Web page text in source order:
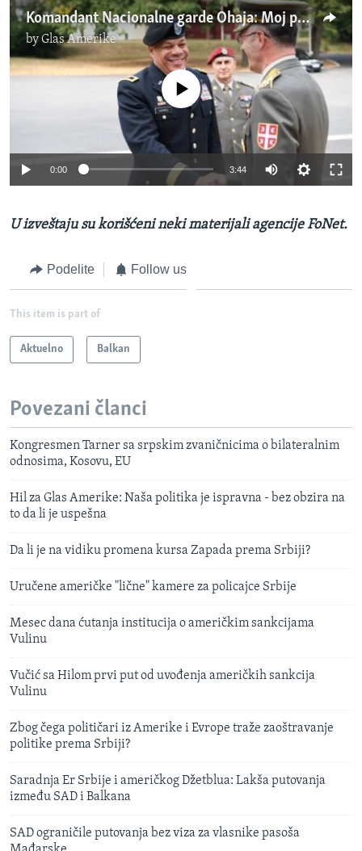
Komandant Nacionalne garde Ohaja: Moj posao je da izgradim poverenje
byGlas Amerike
No media source currently available
0:00 3:44
U izveštaju su korišćeni neki materijali agencije FoNet.
Podelite Follow us
This item is part of
Aktuelno Balkan
Povezani članci
Kongresmen Tarner sa srpskim zvaničnicima o bilateralnim
odnosima, Kosovu, EU
Hil za Glas Amerike: Naša politika je ispravna - bez obzira na
to da li je uspešna
Da li je na vidiku promena kursa Zapada prema Srbiji?
Uručene američke "lične" kamere za policajce Srbije
Mesec dana ćutanja institucija o američkim sankcijama
Vulinu
Vučić sa Hilom prvi put od uvođenja američkih sankcija
Vulinu
Zbog čega političari iz Amerike i Evrope traže zaoštravanje
politike prema Srbiji?
Saradnja Er Srbije i američkog Džetblua: Lakša putovanja
između SAD i Balkana
SAD ograničile putovanja bez viza za vlasnike pasoša